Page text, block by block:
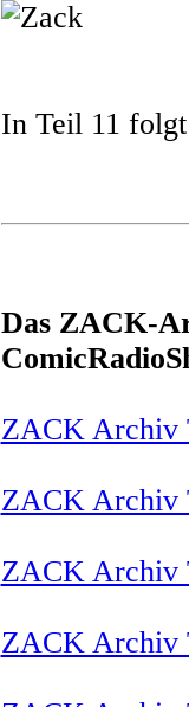
In Teil 11
Das ZACK-
ZACK Archiv
ZACK Archiv
ZACK Archiv
ZACK Archiv